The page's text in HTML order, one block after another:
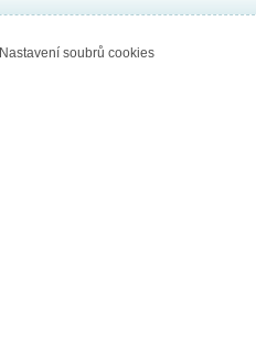
Nastavení soubrů cookies